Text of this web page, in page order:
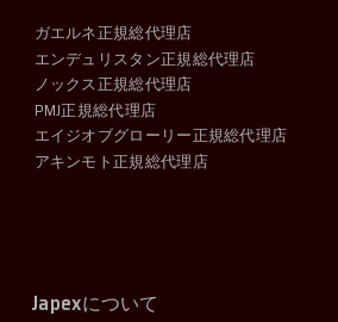
ガエルネ正規総代理店
エンデュリスタン正規総代理店
ノックス正規総代理店
PMJ正規総代理店
エイジオブグローリー正規総代理店
アキンモト正規総代理店
Japexについて